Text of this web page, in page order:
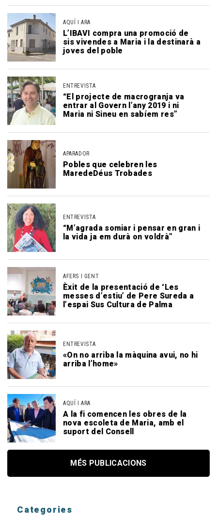
AQUÍ I ARA
L’IBAVI compra una promoció de
sis vivendes a Maria i la destinarà a
joves del poble
ENTREVISTA
“El projecte de macrogranja va
entrar al Govern l’any 2019 i ni
Maria ni Sineu en sabíem res”
APARADOR
Pobles que celebren les
MaredeDéus Trobades
ENTREVISTA
“M’agrada somiar i pensar en gran i
la vida ja em durà on voldrà”
AFERS I GENT
Èxit de la presentació de ‘Les
messes d’estiu’ de Pere Sureda a
l’espai Sus Cultura de Palma
ENTREVISTA
«On no arriba la màquina avui, no hi
arriba l’home»
AQUÍ I ARA
A la fi comencen les obres de la
nova escoleta de Maria, amb el
suport del Consell
MÉS PUBLICACIONS
Categories